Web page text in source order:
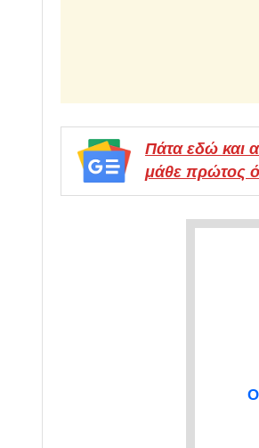
Πάτα εδώ και
μάθε πρώτος